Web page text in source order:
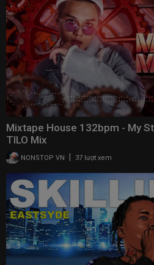
Mixtape House 132bpm - My
TILO Mix
NONSTOP VN 37 lượt xem